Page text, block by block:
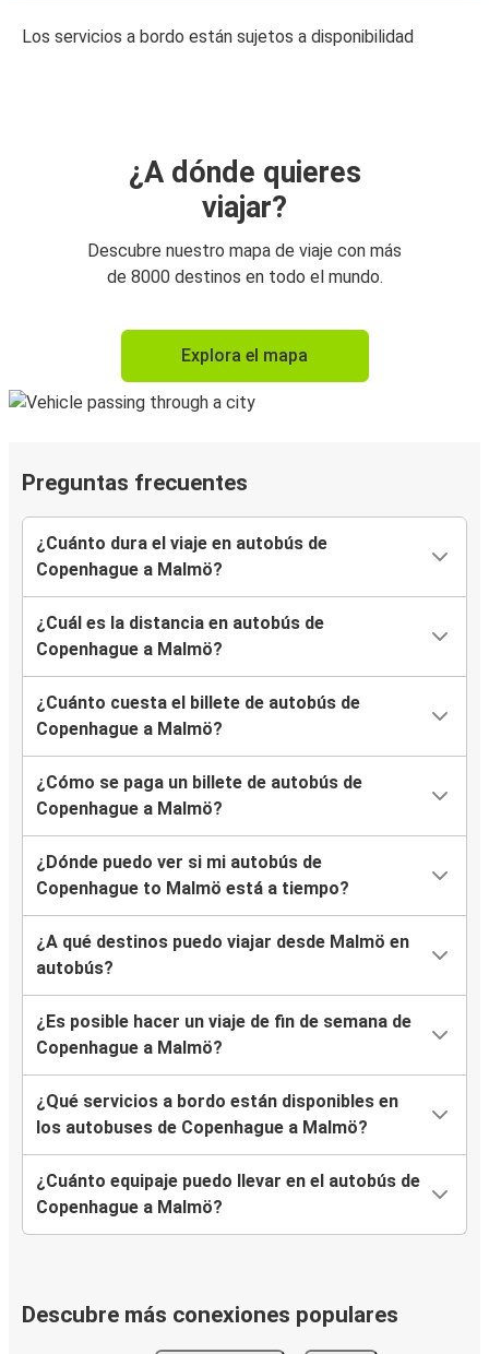
Los servicios a bordo están sujetos a disponibilidad
¿A dónde quieres
viajar?
Descubre nuestro mapa de viaje con más
de 8000 destinos en todo el mundo.
Explora el mapa
Preguntas frecuentes
¿Cuánto dura el viaje en autobús de
Copenhague a Malmö?
¿Cuál es la distancia en autobús de
Copenhague a Malmö?
¿Cuánto cuesta el billete de autobús de
Copenhague a Malmö?
¿Cómo se paga un billete de autobús de
Copenhague a Malmö?
¿Dónde puedo ver si mi autobús de
Copenhague to Malmö está a tiempo?
¿A qué destinos puedo viajar desde Malmö en
autobús?
¿Es posible hacer un viaje de fin de semana de
Copenhague a Malmö?
¿Qué servicios a bordo están disponibles en
los autobuses de Copenhague a Malmö?
¿Cuánto equipaje puedo llevar en el autobús de
Copenhague a Malmö?
Descubre más conexiones populares